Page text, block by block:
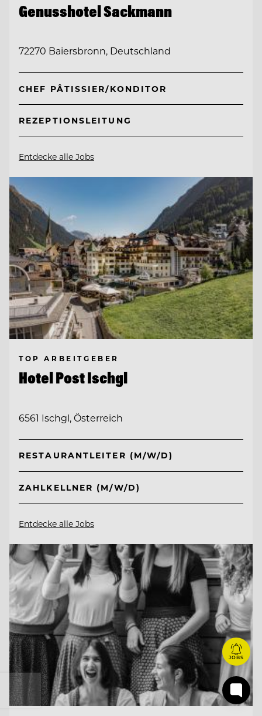
Genusshotel Sackmann
72270 Baiersbronn, Deutschland
CHEF PÂTISSIER/KONDITOR
REZEPTIONSLEITUNG
Entdecke alle Jobs
TOP ARBEITGEBER
Hotel Post Ischgl
6561 Ischgl, Österreich
RESTAURANTLEITER (M/W/D)
ZAHLKELLNER (M/W/D)
Entdecke alle Jobs
JOBS